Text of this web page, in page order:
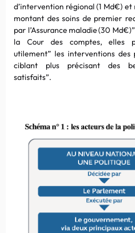
d’intervention régional (1 Md€) et
montant des soins de premier
par l’Assurance maladie (30
la Cour des comptes, elles
utilement” les interventions des
ciblant plus précisant des
satisfaits”.